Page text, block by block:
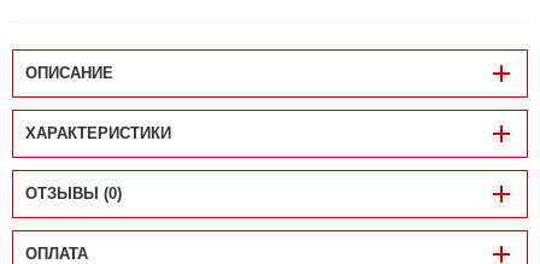
ОПИСАНИЕ
ХАРАКТЕРИСТИКИ
ОТЗЫВЫ (0)
ОПЛАТА